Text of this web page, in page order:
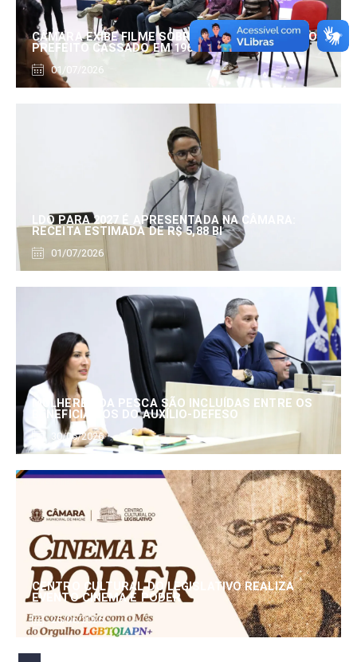
CÂMARA EXIBE FILME SOBRE EDUARDO SERRANO,
PREFEITO CASSADO EM 1960
01/07/2026
LDO PARA 2027 É APRESENTADA NA CÂMARA:
RECEITA ESTIMADA DE R$ 5,88 BI
01/07/2026
MULHERES DA PESCA SÃO INCLUÍDAS ENTRE OS
BENEFICIÁRIOS DO AUXÍLIO-DEFESO
30/06/2026
CENTRO CULTURAL DO LEGISLATIVO REALIZA
EVENTO CINEMA E PODER
25/06/2026